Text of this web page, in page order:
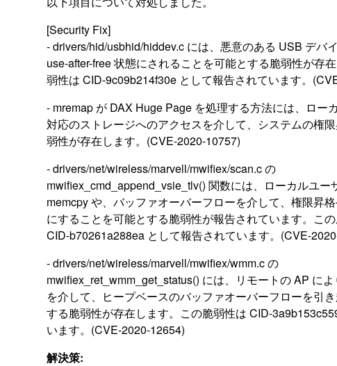
[Security Fix]
- drivers/hid/usbhid/hiddev.c には、悪意のある USB デバ
use-after-free 状態にされることを可能とする脆弱性が存
弱性は CID-9c09b214f30e として報告されています。
- mremap が DAX Huge Page を処理する方法には、ロー
対応のストレージへのアクセスを介して、システムの権
弱性が存在します。(CVE-2020-10757)
- drivers/net/wireless/marvell/mwifiex/scan.c の
mwifiex_cmd_append_vsie_tlv() 関数には、ローカルユー
memcpy や、バッファオーバーフローを介して、権限昇
にすることを可能とする脆弱性が報告されています。こ
CID-b70261a288ea として報告されています。(CVE-
- drivers/net/wireless/marvell/mwifiex/wmm.c の
mwifiex_ret_wmm_get_status() には、リモートの AP に
を介して、ヒープベースのバッファオーバーフローを引
する脆弱性が存在します。この脆弱性は CID-
います。(CVE-2020-12654)
解決策: